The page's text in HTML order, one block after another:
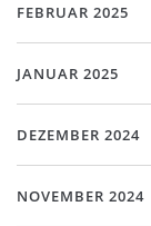
FEBRUAR 2025
JANUAR 2025
DEZEMBER 2024
NOVEMBER 2024